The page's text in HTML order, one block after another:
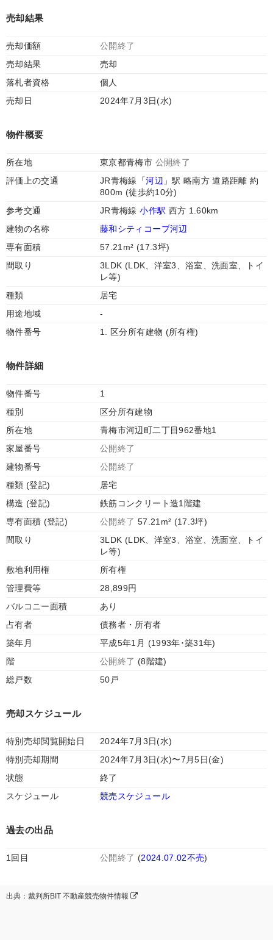
売却結果
売却価額
公開終了
売却結果
売却
落札者資格
個人
売却日
2024年7月3日(水)
物件概要
所在地 東京都青梅市 公開終了
評価上の交通
JR青梅線「河辺 」駅 略南方 道路距離 約
800m (徒歩約10分)
参考交通
JR青梅線小作駅 西方 1.60km
建物の名称
藤和シティコープ河辺
専有面積
57.21m² (17.3坪)
間取り
3LDK (LDK、洋室3、浴室、洗面室、トイ
レ等)
種類
居宅
用途地域
-
物件番号
1. 区分所有建物 (所有権)
物件詳細
物件番号
1
種別
区分所有建物
所在地
青梅市河辺町二丁目962番地1
家屋番号
公開終了
建物番号
公開終了
種類 (登記)
居宅
構造 (登記)
鉄筋コンクリート造1階建
専有面積 (登記)
公開終了 57.21m² (17.3坪)
間取り
3LDK (LDK、洋室3、浴室、洗面室、トイ
レ等)
敷地利用権
所有権
管理費等
28,899円
バルコニー面積
あり
占有者
債務者・所有者
築年月
平成5年1月 (1993年･築31年)
階
公開終了 (8階建)
総戸数
50戸
売却スケジュール
特別売却閲覧開始日
2024年7月3日(水)
特別売却期間
2024年7月3日(水)〜7月5日(金)
状態
終了
スケジュール
競売スケジュール
過去の出品
1回目 公開終了 (2024.07.02不売)
出典：裁判所BIT 不動産競売物件情報